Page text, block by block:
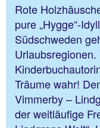
Rote
pure „Hygge“-
Südschweden
Träume wahr!
Vimmerby –
der weitläufige